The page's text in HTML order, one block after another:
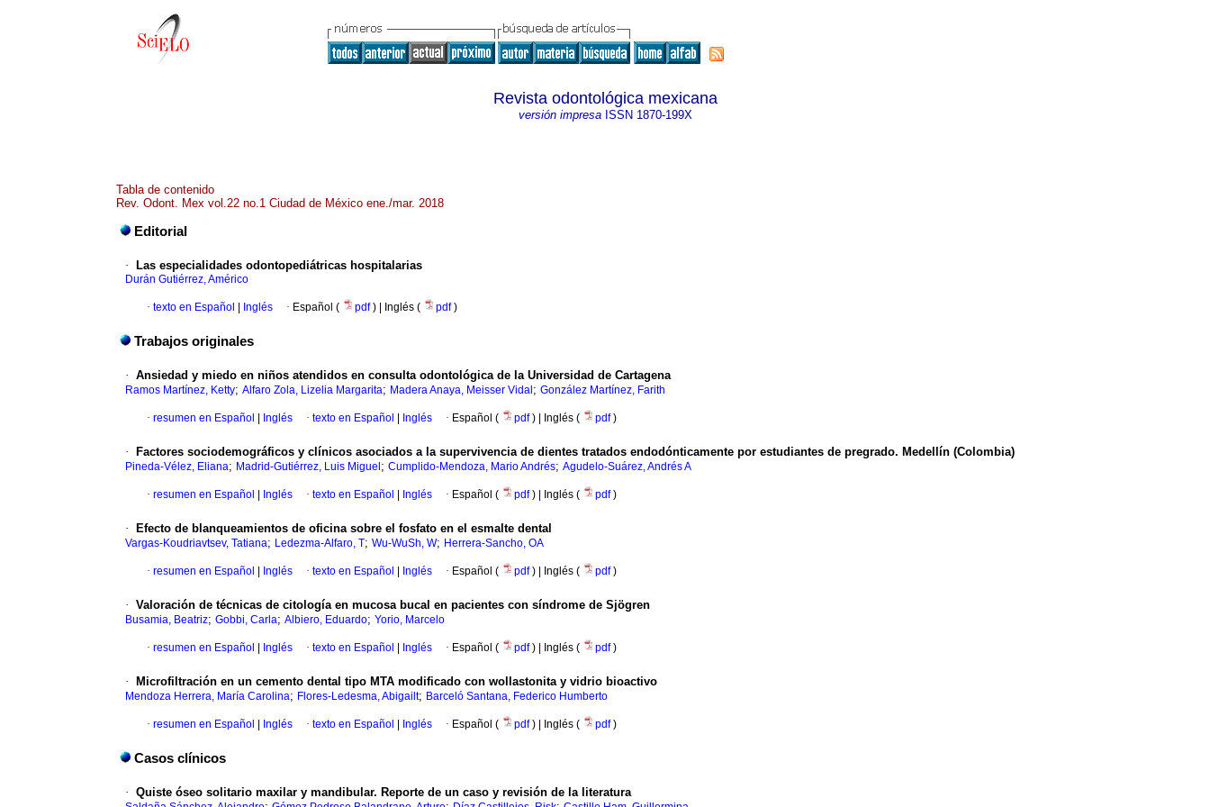
Revista odontológica mexicana
versión impresaISSN 1870-199X
Tabla de contenido
Rev. Odont. Mex vol.22 no.1 Ciudad de México ene./mar. 2018
Editorial
· Las especialidades odontopediátricas hospitalarias
Durán Gutiérrez, Américo
· texto en Español Inglés · Español ( pdf) | Inglés ( pdf)
Trabajos originales
· Ansiedad y miedo en niños atendidos en consulta odontológica de la Universidad de Cartagena
Ramos Martínez, Ketty; Alfaro Zola, Lizelia Margarita; Madera Anaya, Meisser Vidal ; González Martínez, Farith
· resumen en Español Inglés · texto en Español Inglés · Español ( pdf) | Inglés ( pdf)
· Factores sociodemográficos y clínicos asociados a la supervivencia de dientes tratados endodónticamente por estudiantes de pregrado. Medellín (Colombia)
Pineda-Vélez, Eliana; Madrid-Gutiérrez, Luis Miguel ; Cumplido-Mendoza, Mario Andrés; Agudelo-Suárez, Andrés A
· resumen en Español Inglés · texto en Español Inglés · Español ( pdf) | Inglés ( pdf)
· Efecto de blanqueamientos de oficina sobre el fosfato en el esmalte dental
Vargas-Koudriavtsev, Tatiana; Ledezma-Alfaro, T; Wu-WuSh, W; Herrera-Sancho, OA
· resumen en Español Inglés · texto en Español Inglés · Español ( pdf) | Inglés ( pdf)
· Valoración de técnicas de citología en mucosa bucal en pacientes con síndrome de Sjögren
Busamia, Beatriz; Gobbi, Carla; Albiero, Eduardo; Yorio, Marcelo
· resumen en Español Inglés · texto en Español Inglés · Español ( pdf) | Inglés ( pdf)
· Microfiltración en un cemento dental tipo MTA modificado con wollastonita y vidrio bioactivo
Mendoza Herrera, María Carolina; Flores-Ledesma, Abigailt; Barceló Santana, Federico Humberto
· resumen en Español Inglés · texto en Español Inglés · Español ( pdf) | Inglés ( pdf)
Casos clínicos
· Quiste óseo solitario maxilar y mandibular. Reporte de un caso y revisión de la literatura